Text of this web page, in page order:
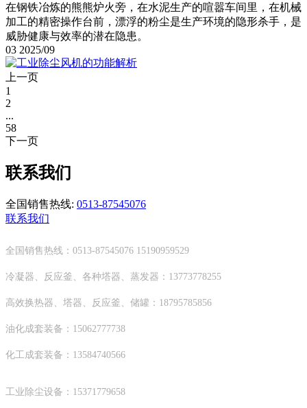
在钢铁冶炼的熊熊炉火旁，在水泥生产的喧嚣车间里，在机械
加工的精密操作台前，漂浮的粉尘是生产环境的隐形杀手，是
威胁健康与效率的潜在隐患。
03 2025/09
上一页
1
2
...
58
下一页
联系我们
全国销售热线: 0513-87545076
联系我们
全国销售热线：0513-87545076 15190959529
冷凝器、反应釜、各种塔器、蒸发器：13773778255
高效换热器、塔器、反应釜、储罐：18795785856
油化成套装备：15062777738
化工成套装备：13584740566
工业除尘设备：15371779658